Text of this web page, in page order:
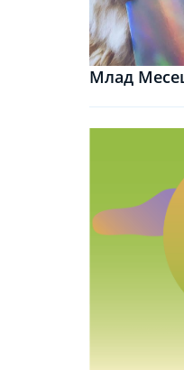
Млад